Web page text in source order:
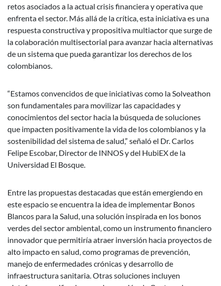
retos asociados a la actual crisis financiera y operativa que
enfrenta el sector. Más allá de la crítica, esta iniciativa es una
respuesta constructiva y propositiva multiactor que surge de
la colaboración multisectorial para avanzar hacia alternativas
de un sistema que pueda garantizar los derechos de los
colombianos.
“Estamos convencidos de que iniciativas como la Solveathon
son fundamentales para movilizar las capacidades y
conocimientos del sector hacia la búsqueda de soluciones
que impacten positivamente la vida de los colombianos y la
sostenibilidad del sistema de salud,” señaló el Dr. Carlos
Felipe Escobar, Director de INNOS y del HubiEX de la
Universidad El Bosque.
Entre las propuestas destacadas que están emergiendo en
este espacio se encuentra la idea de implementar Bonos
Blancos para la Salud, una solución inspirada en los bonos
verdes del sector ambiental, como un instrumento financiero
innovador que permitiría atraer inversión hacia proyectos de
alto impacto en salud, como programas de prevención,
manejo de enfermedades crónicas y desarrollo de
infraestructura sanitaria. Otras soluciones incluyen